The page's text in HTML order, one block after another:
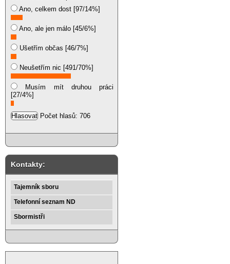
Ano, celkem dost [97/14%]
Ano, ale jen málo [45/6%]
Ušetřím občas [46/7%]
Neušetřím nic [491/70%]
Musím mít druhou práci
[27/4%]
Počet hlasů: 706
Kontakty:
Tajemník sboru
Telefonní seznam ND
Sbormistři